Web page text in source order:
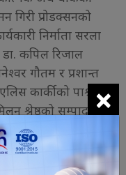
गिरी प्रोडक्सनको
निर्माता सरला
डा. कपिल रिजाल
गौतम र प्रशान्त
कार्कीको पाश्र्व
श्रेष्ठको सम्पादन
वितरण गर्दैछ ।
×